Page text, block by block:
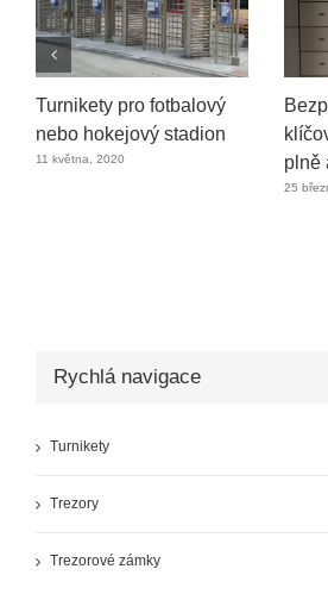
–
i
Bezpečnostní bariéry s
vysokým stupněm
Rychlá navigace
Turnikety
Trezory
Trezorové zámky